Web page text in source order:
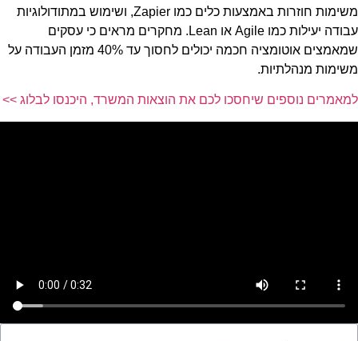
משימות חוזרות באמצעות כלים כמו Zapier, ושימוש במתודולוגיות
עבודה יעילות כמו Agile או Lean. מחקרים מראים כי עסקים
שמאמצים אוטומציה חכמה יכולים לחסוך עד 40% מזמן העבודה על
משימות מנהלתיות.
למאמרים נוספים שיחסכו לכם את הוצאות המשרד, היכנסו לבלוג >>